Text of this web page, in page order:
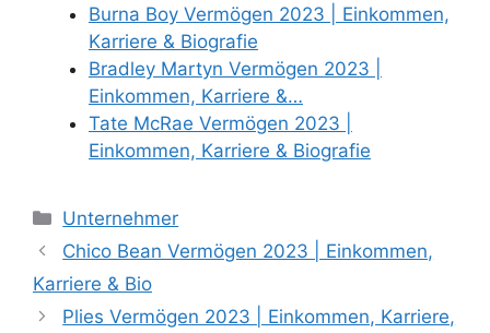
Burna Boy Vermögen 2023 | Einkommen,
Karriere & Biografie
Bradley Martyn Vermögen 2023 |
Einkommen, Karriere &…
Tate McRae Vermögen 2023 |
Einkommen, Karriere & Biografie
Categories
Unternehmer
Chico Bean Vermögen 2023 | Einkommen,
Karriere & Bio
Plies Vermögen 2023 | Einkommen, Karriere,